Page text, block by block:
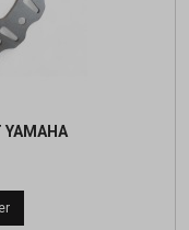
YAMAHA